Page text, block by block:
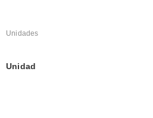
Unidades
Unidad